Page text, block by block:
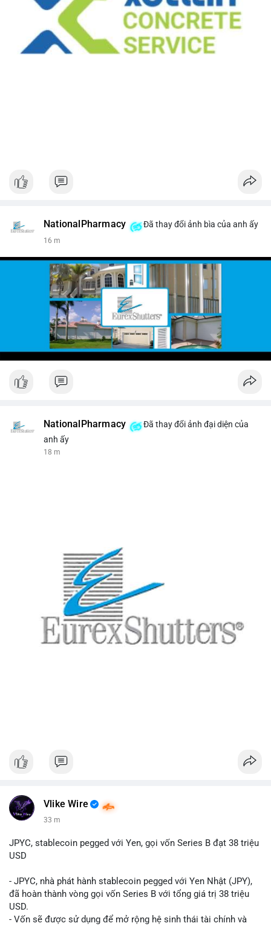
NationalPharmacy Đã thay đổi ảnh bìa của anh ấy
16 m
NationalPharmacy
Đã thay đổi ảnh đại diện của
anh ấy
18 m
Vlike Wire
33 m
JPYC, stablecoin pegged với Yen, gọi vốn Series B đạt 38 triệu
USD
- JPYC, nhà phát hành stablecoin pegged với Yen Nhật (JPY),
đã hoàn thành vòng gọi vốn Series B với tổng giá trị 38 triệu
USD.
- Vốn sẽ được sử dụng để mở rộng hệ sinh thái tài chính và